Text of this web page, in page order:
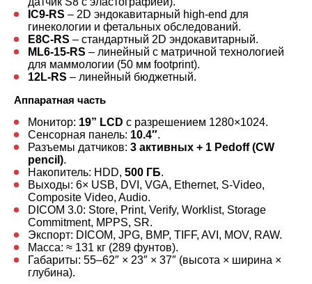
IC9-RS – 2D эндокавитарный high-end для
гинекологии и фетальных обследований.
E8C-RS – стандартный 2D эндокавитарный.
ML6-15-RS – линейный с матричной технологией
для маммологии (50 мм footprint).
12L-RS – линейный бюджетный.
Аппаратная часть
Монитор: 19” LCD с разрешением 1280×1024.
Сенсорная панель: 10.4″.
Разъемы датчиков: 3 активных + 1 Pedoff (CW
pencil).
Накопитель: HDD, 500 ГБ.
Выходы: 6× USB, DVI, VGA, Ethernet, S-Video,
Composite Video, Audio.
DICOM 3.0: Store, Print, Verify, Worklist, Storage
Commitment, MPPS, SR.
Экспорт: DICOM, JPG, BMP, TIFF, AVI, MOV, RAW.
Масса: ≈ 131 кг (289 фунтов).
Габариты: 55–62″ × 23″ × 37″ (высота × ширина ×
глубина).